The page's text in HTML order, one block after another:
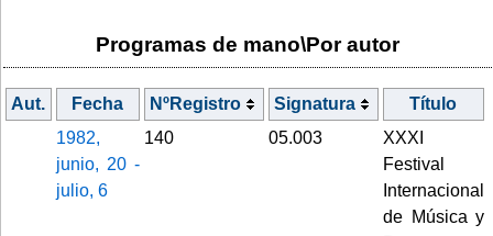
Programas de mano\Por autor
Aut. Fecha NºRegistro Signatura
Título
1982,
junio, 20 -
julio, 6
140 05.003
XXXI
Festival
Internacional
de Música y